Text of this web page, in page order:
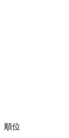
順位